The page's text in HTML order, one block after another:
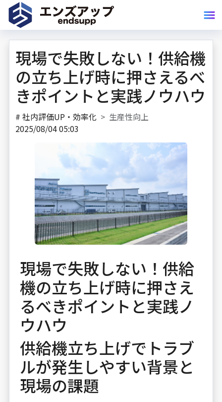
現場で失敗しない！供給機
の立ち上げ時に押さえるべ
きポイントと実践ノウハウ
#社内評価UP・効率化
生産性向上
2025/08/04 05:03
現場で失敗しない！供給
機の立ち上げ時に押さえ
るべきポイントと実践ノ
ウハウ
供給機立ち上げでトラブ
ルが発生しやすい背景と
現場の課題